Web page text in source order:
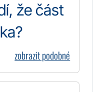
že část
zobrazit podobné